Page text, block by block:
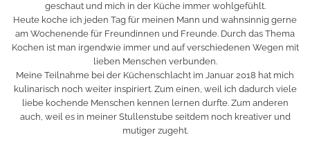
geschaut und mich in der Küche immer wohlgefühlt.
Heute koche ich jeden Tag für meinen Mann und wahnsinnig gerne
am Wochenende für Freundinnen und Freunde. Durch das Thema
Kochen ist man irgendwie immer und auf verschiedenen Wegen mit
lieben Menschen verbunden.
Meine Teilnahme bei der Küchenschlacht im Januar 2018 hat mich
kulinarisch noch weiter inspiriert. Zum einen, weil ich dadurch viele
liebe kochende Menschen kennen lernen durfte. Zum anderen
auch, weil es in meiner Stullenstube seitdem noch kreativer und
mutiger zugeht.